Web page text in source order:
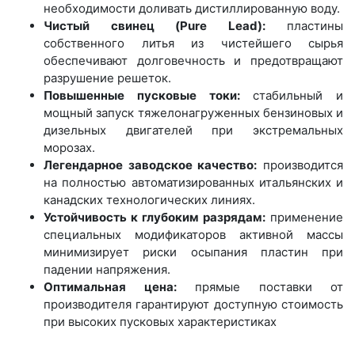
необходимости доливать дистиллированную воду.
Чистый свинец (Pure Lead):пластины
собственного литья из чистейшего сырья
обеспечивают долговечность и предотвращают
разрушение решеток.
Повышенные пусковые токи:стабильный и
мощный запуск тяжелонагруженных бензиновых и
дизельных двигателей при экстремальных
морозах.
Легендарное заводское качество: производится
на полностью автоматизированных итальянских и
канадских технологических линиях.
Устойчивость к глубоким разрядам: применение
специальных модификаторов активной массы
минимизирует риски осыпания пластин при
падении напряжения.
Оптимальная цена:прямые поставки от
производителя гарантируют доступную стоимость
при высоких пусковых характеристиках